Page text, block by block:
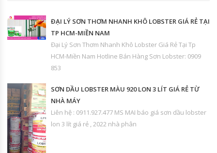
ĐẠI LÝ SƠN THƠM NHANH KHÔ LOBSTER GIÁ RẺ TẠI
TP HCM-MIỀN NAM
Đại Lý Sơn Thơm Nhanh Khô Lobster Giá Rẻ Tại Tp
HCM-Miền Nam Hotline Bán Hàng Sơn Lobster: 0909
853
SƠN DẦU LOBSTER MÀU 920 LON 3 LÍT GIÁ RẺ TỪ
NHÀ MÁY
Liên hệ : 0911.927.477 MS MAI báo giá sơn dầu lobster
lon 3 lít giá rẻ , 2022 nhà phân